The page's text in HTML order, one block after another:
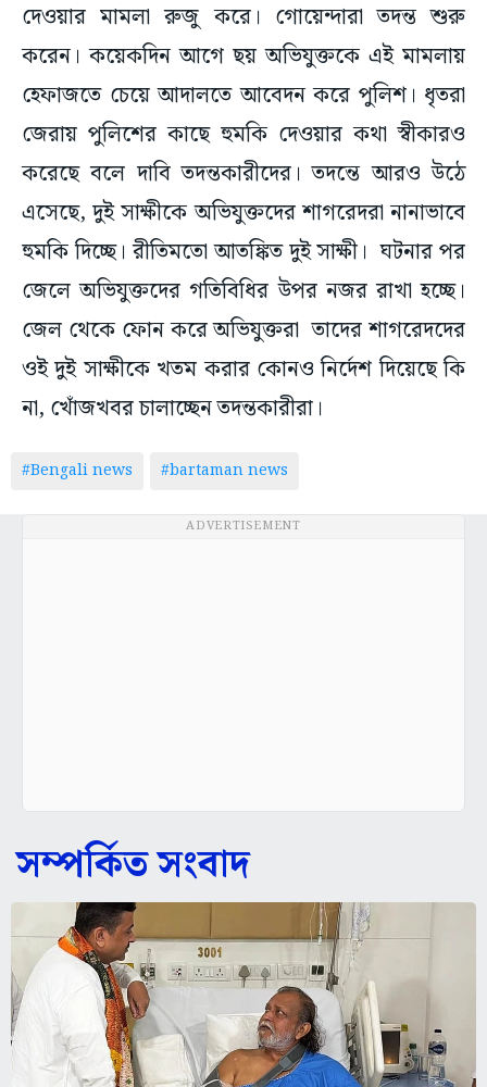
দেওয়ার মামলা রুজু করে। গোয়েন্দারা তদন্ত শুরু
করেন। কয়েকদিন আগে ছয় অভিযুক্তকে এই মামলায়
হেফাজতে চেয়ে আদালতে আবেদন করে পুলিশ। ধৃতরা
জেরায় পুলিশের কাছে হুমকি দেওয়ার কথা স্বীকারও
করেছে বলে দাবি তদন্তকারীদের। তদন্তে আরও উঠে
এসেছে, দুই সাক্ষীকে অভিযুক্তদের শাগরেদরা নানাভাবে
হুমকি দিচ্ছে। রীতিমতো আতঙ্কিত দুই সাক্ষী। ঘটনার পর
জেলে অভিযুক্তদের গতিবিধির উপর নজর রাখা হচ্ছে।
জেল থেকে ফোন করে অভিযুক্তরা তাদের শাগরেদদের
ওই দুই সাক্ষীকে খতম করার কোনও নির্দেশ দিয়েছে কি
না, খোঁজখবর চালাচ্ছেন তদন্তকারীরা।
#Bengali news #bartaman news
ADVERTISEMENT
সম্পর্কিত সংবাদ